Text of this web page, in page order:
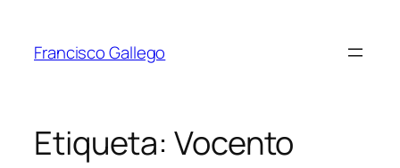
contenido
Francisco Gallego
Etiqueta: Vocento